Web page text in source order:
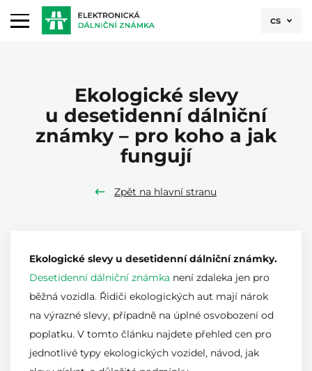
cs
Ekologické slevy
u desetidenní dálniční
známky – pro koho a jak
fungují
Zpět na hlavní stranu
Ekologické slevy u desetidenní dálniční známky.
Desetidenní dálniční známka není zdaleka jen pro
běžná vozidla. Řidiči ekologických aut mají nárok
na výrazné slevy, případně na úplné osvobození od
poplatku. V tomto článku najdete přehled cen pro
jednotlivé typy ekologických vozidel, návod, jak